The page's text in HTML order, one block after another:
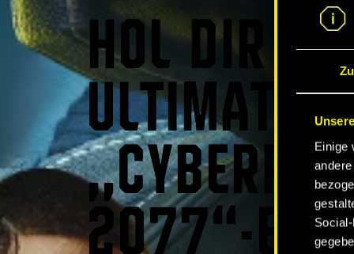
Einige
HOL DIR
ULTIMATIVE
2077“-